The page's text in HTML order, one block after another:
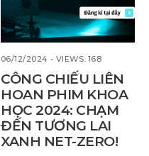
06/12/2024 • VIEWS: 168
CÔNG CHIẾU LIÊN
HOAN PHIM KHOA
HỌC 2024: CHẠM
ĐẾN TƯƠNG LAI
XANH NET-ZERO!